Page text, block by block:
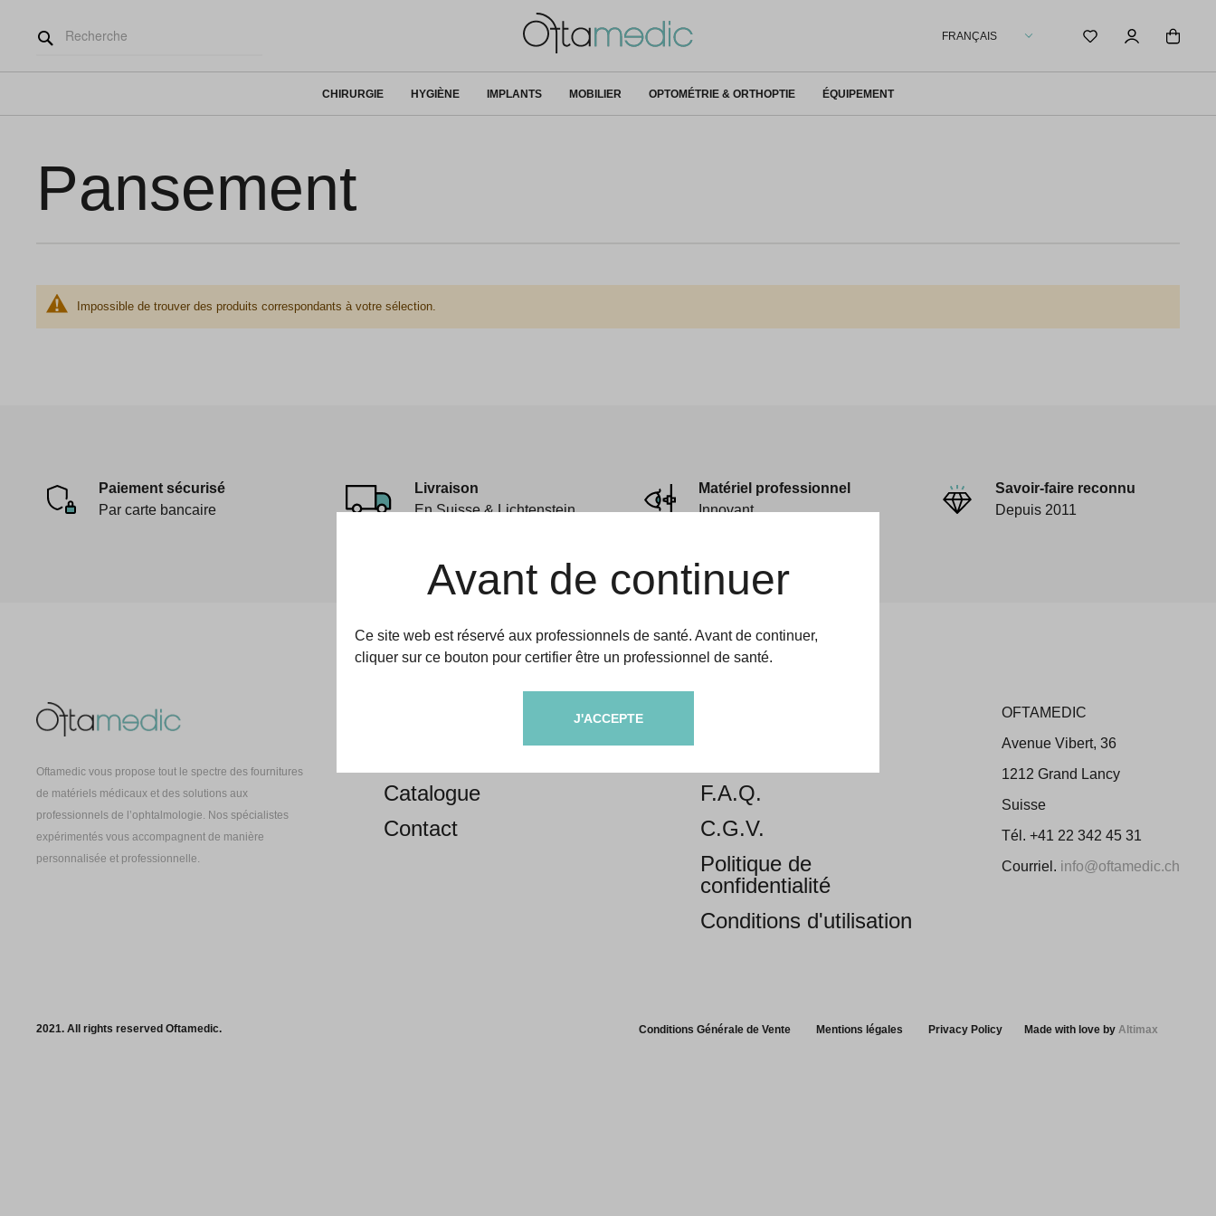
FRANÇAIS
CHIRURGIE HYGIÈNE IMPLANTS MOBILIER OPTOMÉTRIE & ORTHOPTIE ÉQUIPEMENT
Pansement
Impossible de trouver des produits correspondants à votre sélection.
Avant de continuer
Ce site web est réservé aux professionnels de santé. Avant de continuer,
cliquer sur ce bouton pour certifier être un professionnel de santé.
J'ACCEPTE
Paiement sécurisé
Par carte bancaire
Livraison
En Suisse & Lichtenstein
Matériel professionnel
Innovant
Savoir-faire reconnu
Depuis 2011
Oftamedic vous propose tout le spectre des fournitures
de matériels médicaux et des solutions aux
professionnels de l’ophtalmologie. Nos spécialistes
expérimentés vous accompagnent de manière
personnalisée et professionnelle.
Catalogue
Contact
F.A.Q.
C.G.V.
Politique de
confidentialité
Conditions d'utilisation
OFTAMEDIC
Avenue Vibert, 36
1212 Grand Lancy
Suisse
Tél. +41 22 342 45 31
Courriel. info@oftamedic.ch
2021. All rights reserved Oftamedic. Conditions Générale de Vente Mentions légales Privacy Policy Made with love by Altimax